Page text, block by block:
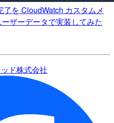
を CloudWatch カスタムメ
ザーデータで実装してみた
ド株式会社